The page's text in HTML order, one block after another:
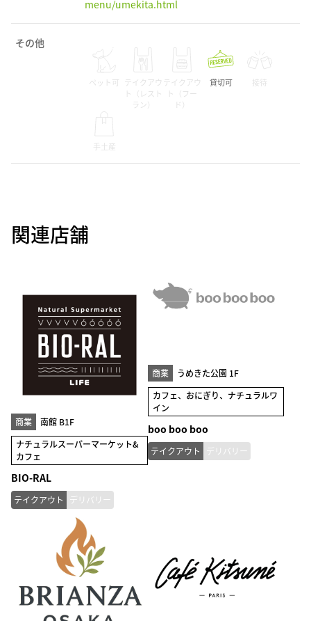
menu/umekita.html
その他
ペット可 テイクアウ
ト（レスト
ラン）
テイクアウ
ト（フー
ド）
貸切可 接待
手土産
関連店舗
商業
南館 B1F
ナチュラルスーパーマーケット&
カフェ
BIO-RAL
テイクアウト デリバリー
商業
うめきた公園 1F
カフェ、おにぎり、ナチュラルワ
イン
boo boo boo
テイクアウト デリバリー